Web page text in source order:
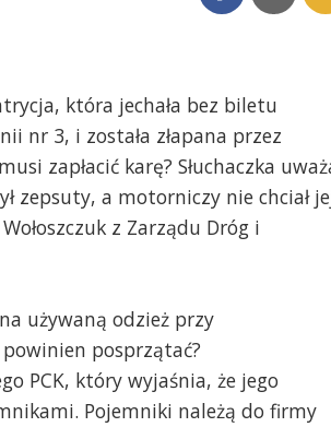
która jechała bez biletu
nr 3, i została złapana przez
zapłacić karę? Słuchaczka
zepsuty, a motorniczy nie chciał
z Zarządu Dróg i
używaną odzież przy
powinien posprzątać?
PCK, który wyjaśnia, że jego
Pojemniki należą do firmy